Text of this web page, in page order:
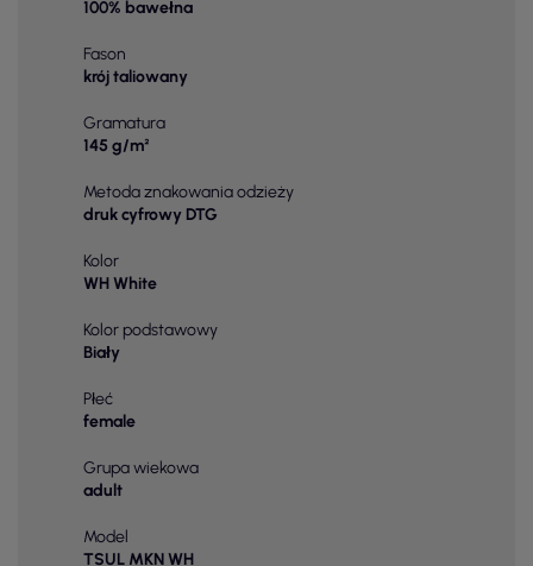
100% bawełna
Fason
krój taliowany
Gramatura
145 g/m²
Metoda znakowania odzieży
druk cyfrowy DTG
Kolor
WH White
Kolor podstawowy
Biały
Płeć
female
Grupa wiekowa
adult
Model
TSUL MKN WH